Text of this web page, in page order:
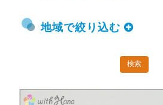
地域で絞り込む